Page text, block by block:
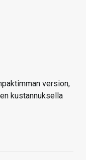
version,
kustannuksella